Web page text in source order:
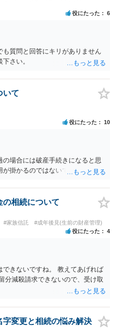
た、ご記載いただいた事実関係
既に相続放棄をされている可能
役にたった 6
質問と回答にキリがありません
さい。
いて
役にたった 10
場合には破産手続きになると思
掛かるのではないでしょうか。
の相続について
#家族信託 #成年後見(生前の財産管理)
役にたった 4
きないですね。 教えてあげれば
分減殺請求できないので、受け取
変更と相続の悩み解決